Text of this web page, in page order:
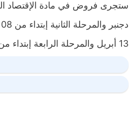
13 أبريل والمرحلة الرابعة إبتداء من 13 ماي إلى غاية 18 ماي 2024.